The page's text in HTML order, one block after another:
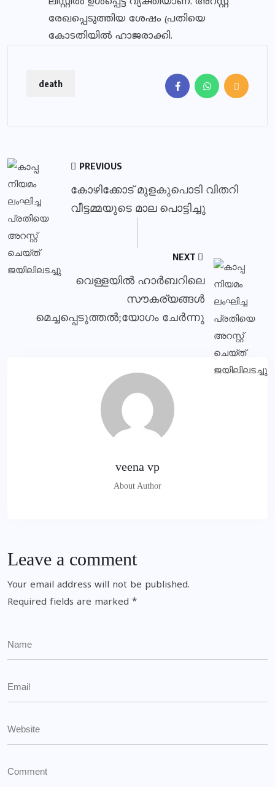
രേഖപ്പെടുത്തിയ ശേഷം പ്രതിയെ
കോടതിയില്‍ ഹാജരാക്കി.
death
PREVIOUS
കോഴിക്കോട് മുളകുപൊടി വിതറി
വീട്ടമ്മയുടെ മാല പൊട്ടിച്ചു
NEXT
വെള്ളയില്‍ ഹാര്‍ബറിലെ
സൗകര്യങ്ങള്‍
മെച്ചപ്പെടുത്തല്‍;യോഗം ചേര്‍ന്നു
veena vp
About Author
Leave a comment
Your email address will not be published.
Required fields are marked *